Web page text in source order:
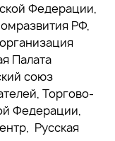
Федерации,
РФ,
Палата
союз
Торгово-
Федерации,
Русская